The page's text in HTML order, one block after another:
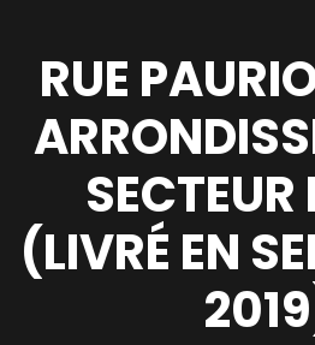
RUE
SECTEUR
(LIVRÉ EN